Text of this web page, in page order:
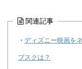
関連記事
・ ディズニー映画を
ブスクは？